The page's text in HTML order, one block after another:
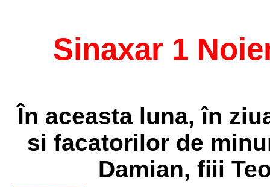
Sinaxar 1
În aceasta luna, în
si facatorilor de
Damian, fiii